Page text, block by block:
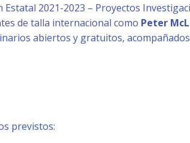
Estatal 2021-2023 – Proyectos
de talla internacional como Peter
abiertos y gratuitos,
previstos: